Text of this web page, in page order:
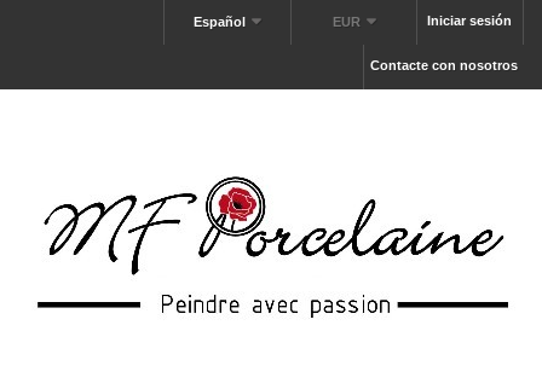
Iniciar sesión
EUR
Español
Contacte con nosotros